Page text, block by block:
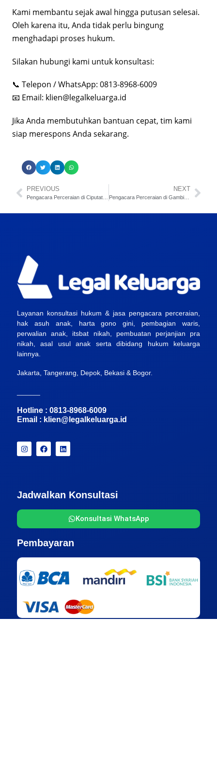
Kami membantu sejak awal hingga putusan selesai.
Oleh karena itu, Anda tidak perlu bingung
menghadapi proses hukum.
Silakan hubungi kami untuk konsultasi:
📞 Telepon / WhatsApp: 0813-8968-6009
📧 Email: klien@legalkeluarga.id
Jika Anda membutuhkan bantuan cepat, tim kami
siap merespons Anda sekarang.
PREVIOUS NEXT
Pengacara Perceraian di Gambir Jakarta Pusat
Layanan konsultasi hukum & jasa pengacara perceraian,
hak asuh anak, harta gono gini, pembagian waris,
perwalian anak, itsbat nikah, pembuatan perjanjian pra
nikah, asal usul anak serta dibidang hukum keluarga
lainnya.
Jakarta, Tangerang, Depok, Bekasi & Bogor.
Hotline : 0813-8968-6009
Email : klien@legalkeluarga.id
Jadwalkan Konsultasi
Konsultasi WhatsApp
Pembayaran